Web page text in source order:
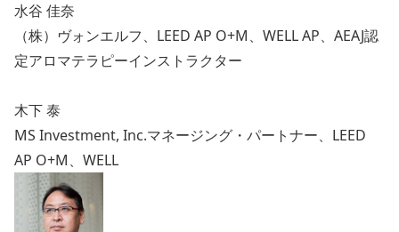
水谷 佳奈
（株）ヴォンエルフ、LEED AP O+M、WELL AP、AEAJ認
定アロマテラピーインストラクター
木下 泰
MS Investment, Inc.マネージング・パートナー、LEED
AP O+M、WELL